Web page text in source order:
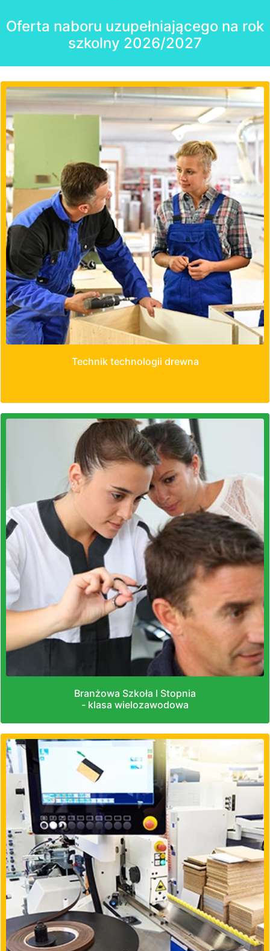
Oferta naboru uzupełniającego na rok
szkolny 2026/2027
Technik technologii drewna
Branżowa Szkoła I Stopnia
- klasa wielozawodowa